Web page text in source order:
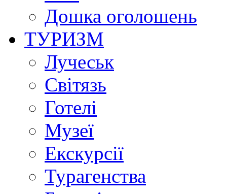
Дошка оголошень
ТУРИЗМ
Лучеськ
Світязь
Готелі
Музеї
Екскурсії
Турагенства